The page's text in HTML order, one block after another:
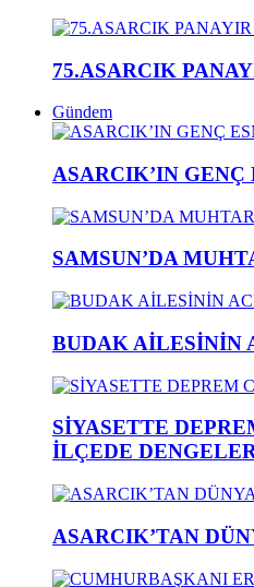
75.ASARCIK
Gündem
ASARCIK’IN
SAMSUN’DA
BUDAK AİLESİNİN
SİYASETTE
İLÇEDE
ASARCIK’TAN